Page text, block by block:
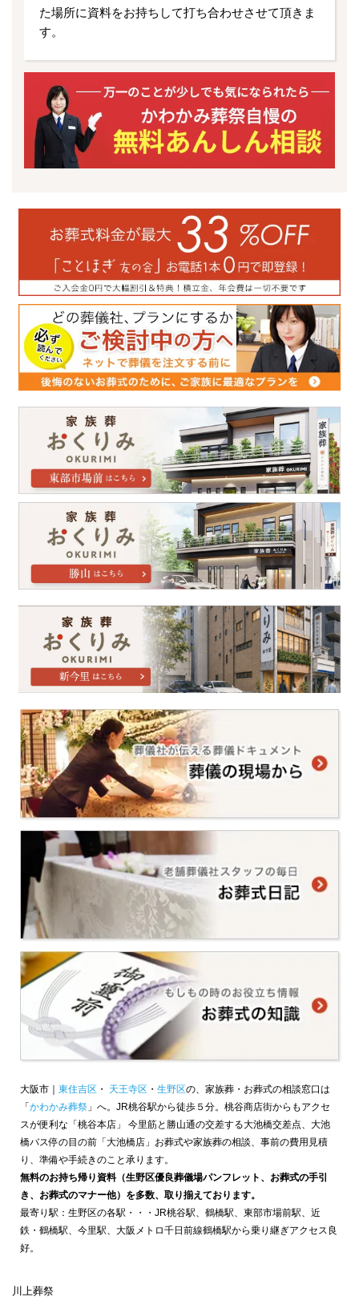
た場所に資料をお持ちして打ち合わせさせて頂きま
す。
大阪市｜ 東住吉区 ・ 天王寺区 ・ 生野区の、家族葬・お葬式の相談窓口は
「 かわかみ葬祭 」へ。JR桃谷駅から徒歩５分。桃谷商店街からもアクセ
スが便利な「桃谷本店」 今里筋と勝山通の交差する大池橋交差点、大池
橋バス停の目の前「大池橋店」お葬式や家族葬の相談、事前の費用見積
り、準備や手続きのこと承ります。
無料のお持ち帰り資料（生野区優良葬儀場パンフレット、お葬式の手引
き、お葬式のマナー他）を多数、取り揃えております。
最寄り駅：生野区の各駅・・・JR桃谷駅、鶴橋駅、東部市場前駅、近
鉄・鶴橋駅、今里駅、大阪メトロ千日前線鶴橋駅から乗り継ぎアクセス良
好。
川上葬祭